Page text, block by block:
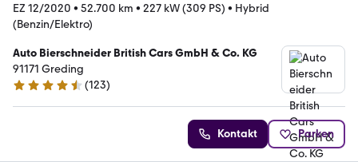
EZ 12/2020 • 52.700 km • 227 kW (309 PS) • Hybrid
(Benzin/Elektro)
Auto Bierschneider British Cars GmbH & Co. KG
91171 Greding
4.3 Sterne
(123)
Kontakt Parken